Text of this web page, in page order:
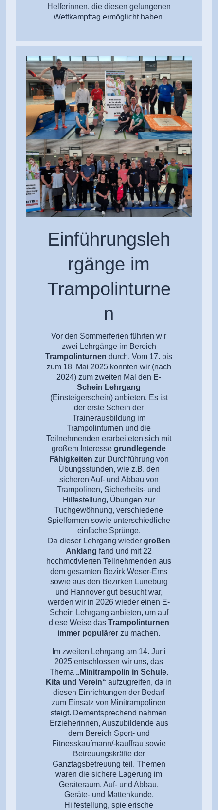
Helferinnen, die diesen gelungenen
Wettkampftag ermöglicht haben.
Einführungsleh
rgänge im
Trampolinturne
n
Vor den Sommerferien führten wir
zwei Lehrgänge im Bereich
Trampolinturnen durch. Vom 17. bis
zum 18. Mai 2025 konnten wir (nach
2024) zum zweiten Mal den E-
Schein Lehrgang
(Einsteigerschein) anbieten. Es ist
der erste Schein der
Trainerausbildung im
Trampolinturnen und die
Teilnehmenden erarbeiteten sich mit
großem Interessegrundlegende
Fähigkeiten zur Durchführung von
Übungsstunden, wie z.B. den
sicheren Auf- und Abbau von
Trampolinen, Sicherheits- und
Hilfestellung, Übungen zur
Tuchgewöhnung, verschiedene
Spielformen sowie unterschiedliche
einfache Sprünge.
Da dieser Lehrgang wieder großen
Anklang fand und mit 22
hochmotivierten Teilnehmenden aus
dem gesamten Bezirk Weser-Ems
sowie aus den Bezirken Lüneburg
und Hannover gut besucht war,
werden wir in 2026 wieder einen E-
Schein Lehrgang anbieten, um auf
diese Weise das Trampolinturnen
immer populärer zu machen.
Im zweiten Lehrgang am 14. Juni
2025 entschlossen wir uns, das
Thema „Minitrampolin in Schule,
Kita und Verein“ aufzugreifen, da in
diesen Einrichtungen der Bedarf
zum Einsatz von Minitrampolinen
steigt. Dementsprechend nahmen
Erzieherinnen, Auszubildende aus
dem Bereich Sport- und
Fitnesskaufmann/-kauffrau sowie
Betreuungskräfte der
Ganztagsbetreuung teil. Themen
waren die sichere Lagerung im
Geräteraum, Auf- und Abbau,
Geräte- und Mattenkunde,
Hilfestellung, spielerische